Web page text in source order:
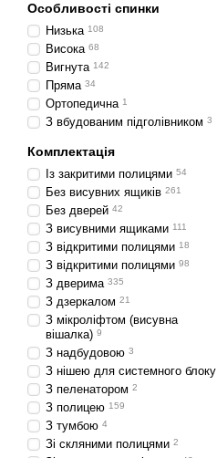
Особливості спинки
Низька 108
Висока 68
Вигнута 142
Пряма 34
Ортопедична 1
З вбудованим підголівником 3
Комплектація
Із закритими полицями 54
Без висувних ящиків 261
Без дверей 42
З висувними ящиками 111
З відкритими полицями 18
З відкритими полицями 98
З дверима 335
З дзеркалом 21
З мікроліфтом (висувна
вішалка) 9
З надбудовою 3
З нішею для системного блоку
З пеленатором 2
З полицею 159
З тумбою 4
Зі скляними полицями 2